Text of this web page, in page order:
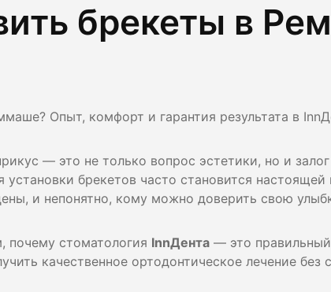
Ортопедия
Имплантация
Пародонтология
Детская стоматология
Гигиена полости рта
Консультация
Наши специалистыЗапрос справки
вычет
брекеты в
Опыт, комфорт и гарантия результата в
— это не только вопрос эстетики, но и
брекетов часто становится настоящей
и непонятно, кому можно доверить свою
почему стоматология InnДента — это
качественное ортодонтическое лечение без